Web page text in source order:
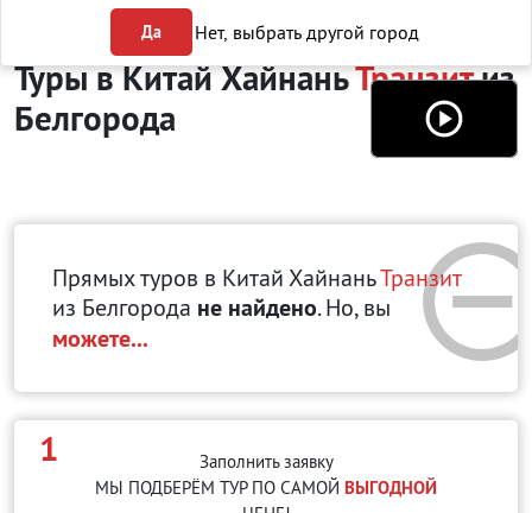
Да Нет, выбрать другой город
Туры в Китай ХайнаньТранзитиз
Белгорода
Прямых туров в Китай ХайнаньТранзит
из Белгорода не найдено. Но, вы
можете...
1
Заполнить заявку
МЫ ПОДБЕРЁМ ТУР ПО САМОЙ ВЫГОДНОЙ